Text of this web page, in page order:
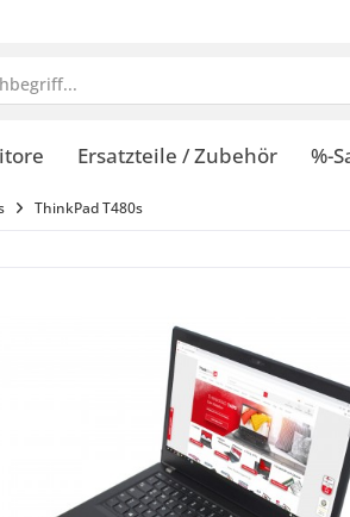
Ersatzteile / Zubehör %-
ThinkPad T480s